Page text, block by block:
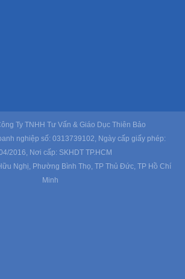
Ty TNHH Tư Vấn & Giáo Dục Thiên Bảo
nghiệp số: 0313739102, Ngày cấp giấy phép:
2016, Nơi cấp: SKHDT TP.HCM
Nghị, Phường Bình Thọ, TP Thủ Đức, TP Hồ Chí
Minh